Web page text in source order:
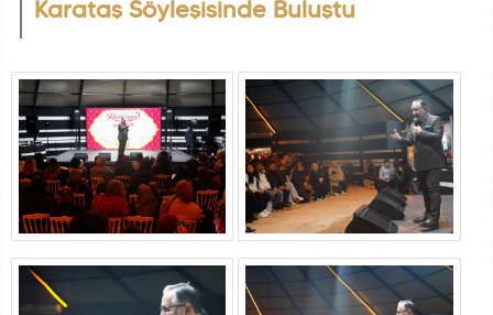
Karataş Söyleşisinde Buluştu